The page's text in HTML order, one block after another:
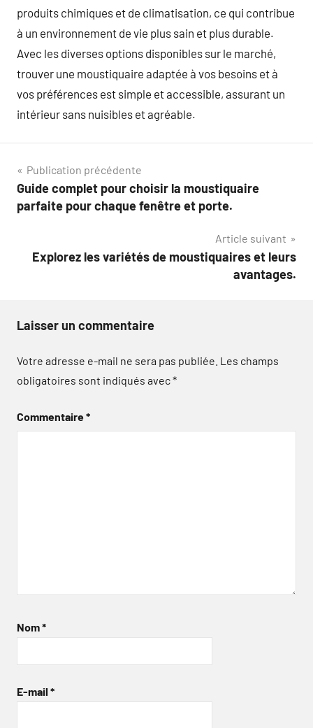
produits chimiques et de climatisation, ce qui contribue
à un environnement de vie plus sain et plus durable.
Avec les diverses options disponibles sur le marché,
trouver une moustiquaire adaptée à vos besoins et à
vos préférences est simple et accessible, assurant un
intérieur sans nuisibles et agréable.
Navigation
de
Publication précédente
Guide complet pour choisir la moustiquaire
parfaite pour chaque fenêtre et porte.
Article suivant
Explorez les variétés de moustiquaires et leurs
avantages.
Laisser un commentaire
Votre adresse e-mail ne sera pas publiée. Les champs
obligatoires sont indiqués avec*
Commentaire*
Nom*
E-mail *